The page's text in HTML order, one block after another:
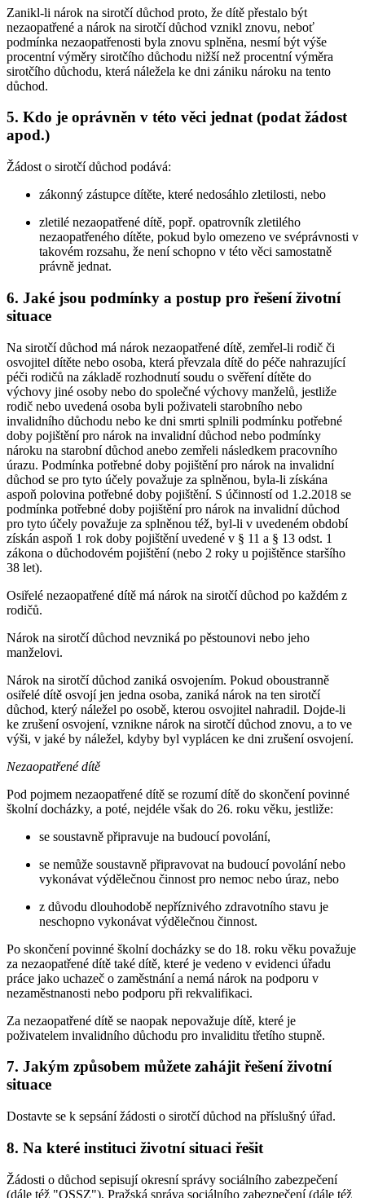
Zanikl-li nárok na sirotčí důchod proto, že dítě přestalo být
nezaopatřené a nárok na sirotčí důchod vznikl znovu, neboť
podmínka nezaopatřenosti byla znovu splněna, nesmí být výše
procentní výměry sirotčího důchodu nižší než procentní výměra
sirotčího důchodu, která náležela ke dni zániku nároku na tento
důchod.
5. Kdo je oprávněn v této věci jednat (podat žádost
apod.)
Žádost o sirotčí důchod podává:
zákonný zástupce dítěte, které nedosáhlo zletilosti, nebo
zletilé nezaopatřené dítě, popř. opatrovník zletilého
nezaopatřeného dítěte, pokud bylo omezeno ve svéprávnosti v
takovém rozsahu, že není schopno v této věci samostatně
právně jednat.
6. Jaké jsou podmínky a postup pro řešení životní
situace
Na sirotčí důchod má nárok nezaopatřené dítě, zemřel-li rodič či
osvojitel dítěte nebo osoba, která převzala dítě do péče nahrazující
péči rodičů na základě rozhodnutí soudu o svěření dítěte do
výchovy jiné osoby nebo do společné výchovy manželů, jestliže
rodič nebo uvedená osoba byli poživateli starobního nebo
invalidního důchodu nebo ke dni smrti splnili podmínku potřebné
doby pojištění pro nárok na invalidní důchod nebo podmínky
nároku na starobní důchod anebo zemřeli následkem pracovního
úrazu. Podmínka potřebné doby pojištění pro nárok na invalidní
důchod se pro tyto účely považuje za splněnou, byla-li získána
aspoň polovina potřebné doby pojištění. S účinností od 1.2.2018 se
podmínka potřebné doby pojištění pro nárok na invalidní důchod
pro tyto účely považuje za splněnou též, byl-li v uvedeném období
získán aspoň 1 rok doby pojištění uvedené v § 11 a § 13 odst. 1
zákona o důchodovém pojištění (nebo 2 roky u pojištěnce staršího
38 let).
Osiřelé nezaopatřené dítě má nárok na sirotčí důchod po každém z
rodičů.
Nárok na sirotčí důchod nevzniká po pěstounovi nebo jeho
manželovi.
Nárok na sirotčí důchod zaniká osvojením. Pokud oboustranně
osiřelé dítě osvojí jen jedna osoba, zaniká nárok na ten sirotčí
důchod, který náležel po osobě, kterou osvojitel nahradil. Dojde-li
ke zrušení osvojení, vznikne nárok na sirotčí důchod znovu, a to ve
výši, v jaké by náležel, kdyby byl vyplácen ke dni zrušení osvojení.
Nezaopatřené dítě
Pod pojmem nezaopatřené dítě se rozumí dítě do skončení povinné
školní docházky, a poté, nejdéle však do 26. roku věku, jestliže:
se soustavně připravuje na budoucí povolání,
se nemůže soustavně připravovat na budoucí povolání nebo
vykonávat výdělečnou činnost pro nemoc nebo úraz, nebo
z důvodu dlouhodobě nepříznivého zdravotního stavu je
neschopno vykonávat výdělečnou činnost.
Po skončení povinné školní docházky se do 18. roku věku považuje
za nezaopatřené dítě také dítě, které je vedeno v evidenci úřadu
práce jako uchazeč o zaměstnání a nemá nárok na podporu v
nezaměstnanosti nebo podporu při rekvalifikaci.
Za nezaopatřené dítě se naopak nepovažuje dítě, které je
poživatelem invalidního důchodu pro invaliditu třetího stupně.
7. Jakým způsobem můžete zahájit řešení životní
situace
Dostavte se k sepsání žádosti o sirotčí důchod na příslušný úřad.
8. Na které instituci životní situaci řešit
Žádosti o důchod sepisují okresní správy sociálního zabezpečení
(dále též "OSSZ"), Pražská správa sociálního zabezpečení (dále též